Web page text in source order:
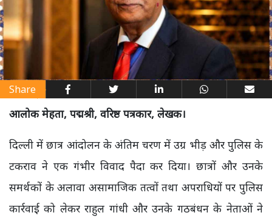
Share
आलोक मेहता, पद्मश्री, वरिष्ठ पत्रकार, लेखक।
दिल्ली में छात्र आंदोलन के अंतिम चरण में उग्र भीड़ और पुलिस के
टकराव ने एक गंभीर विवाद पैदा कर दिया। छात्रों और उनके
समर्थकों के अलावा असामाजिक तत्वों तथा अपराधियों पर पुलिस
कार्रवाई को लेकर राहुल गांधी और उनके गठबंधन के नेताओं ने